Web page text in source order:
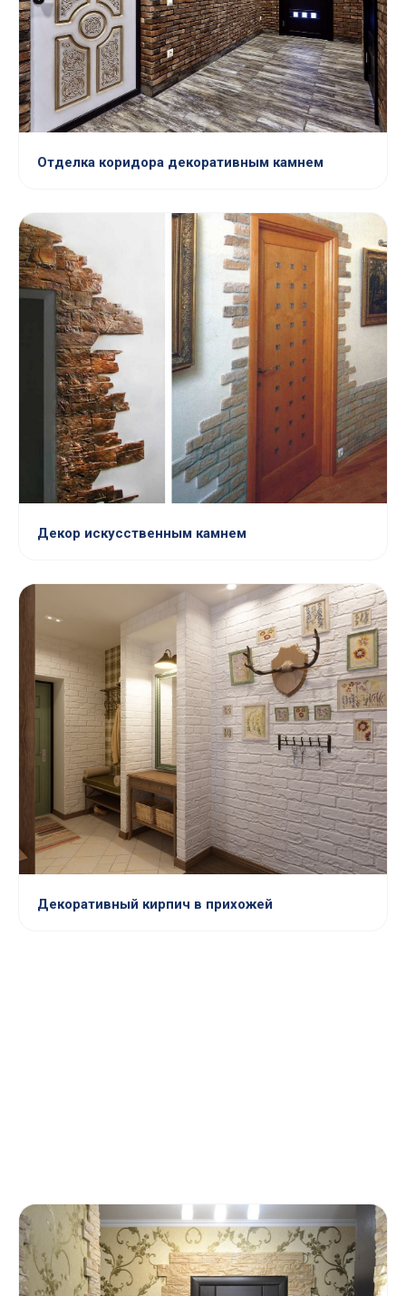
Отделка коридора декоративным камнем
Декор искусственным камнем
Декоративный кирпич в прихожей